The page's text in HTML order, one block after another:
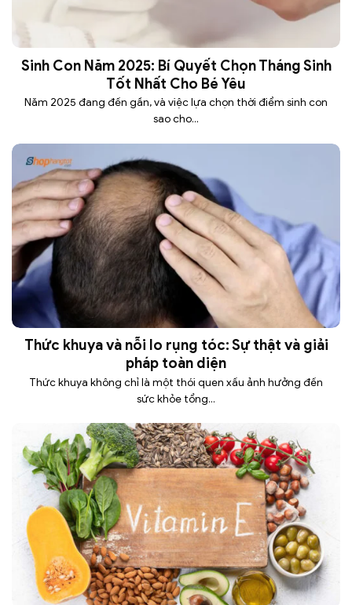
Sinh Con Năm 2025: Bí Quyết Chọn Tháng Sinh
Tốt Nhất Cho Bé Yêu
Năm 2025 đang đến gần, và việc lựa chọn thời điểm sinh con
sao cho...
Thức khuya và nỗi lo rụng tóc: Sự thật và giải
pháp toàn diện
Thức khuya không chỉ là một thói quen xấu ảnh hưởng đến
sức khỏe tổng...